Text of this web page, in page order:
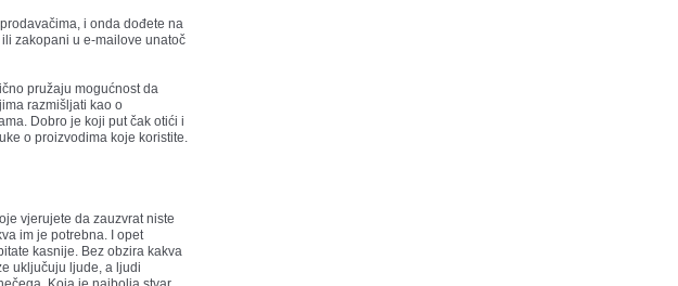
i onda dođete na
zakopani u e-mailove unatoč
pružaju mogućnost da
razmišljati kao o
Dobro je koji put čak otići i
o proizvodima koje koristite.
vjerujete da zauzvrat niste
im je potrebna. I opet
kasnije. Bez obzira kakva
uključuju ljude, a ljudi